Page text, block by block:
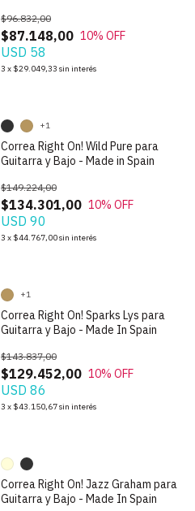
$87.148,00
$96.832,00
10% OFF
USD 58
3 x $29.049,33 sin interés
Correa Right On! Wild Pure para
Guitarra y Bajo - Made in Spain
$134.301,00
$149.224,00
10% OFF
USD 90
3 x $44.767,00sin interés
+1
Correa Right On! Sparks Lys para
Guitarra y Bajo - Made In Spain
$129.452,00
$143.837,00
10% OFF
USD 86
3 x $43.150,67sin interés
+1
Correa Right On! Jazz Graham para
Guitarra y Bajo - Made In Spain